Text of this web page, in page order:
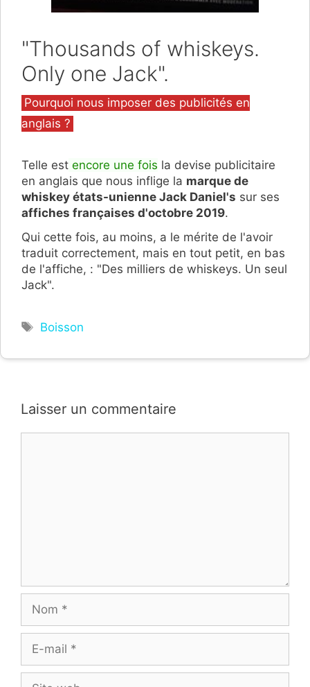
"Thousands of whiskeys.
Only one Jack".
Catégories
Pourquoi nous imposer des publicités en
anglais ?
Telle est encore une fois la devise publicitaire
en anglais que nous inflige la marque de
whiskey états-unienne Jack Daniel's sur ses
affiches françaises d'octobre 2019.
Qui cette fois, au moins, a le mérite de l'avoir
traduit correctement, mais en tout petit, en bas
de l'affiche, : "Des milliers de whiskeys. Un seul
Jack".
Étiquettes
Boisson
Laisser un commentaire
mail